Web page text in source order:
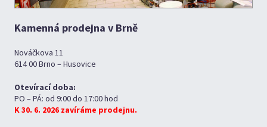
Kamenná prodejna v Brně
Nováčkova 11
614 00 Brno – Husovice
Otevírací doba:
PO – PÁ: od 9:00 do 17:00 hod
K 30. 6. 2026 zavíráme prodejnu.